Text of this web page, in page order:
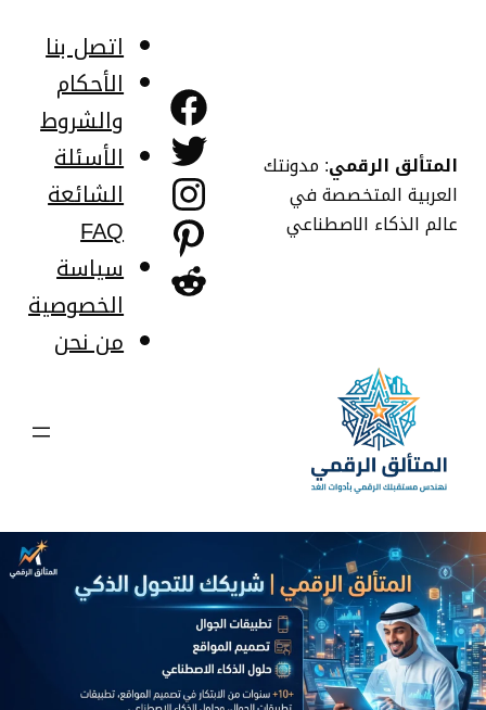
المتألق الرقمي: مدونتك
العربية المتخصصة في
عالم الذكاء الاصطناعي
فيسبوك
تويتر
إنستجرام
بينتريست
ريديت
اتصل بنا
الأحكام
والشروط
الأسئلة
الشائعة
FAQ
سياسة
الخصوصية
من نحن